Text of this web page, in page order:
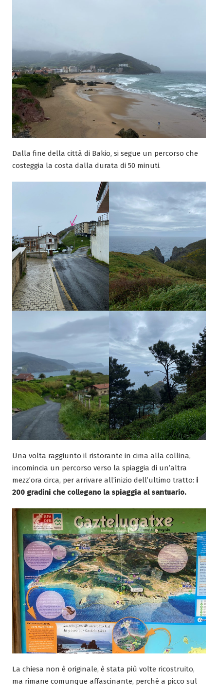
Dalla fine della città di Bakio, si segue un percorso che
costeggia la costa dalla durata di 50 minuti.
Una volta raggiunto il ristorante in cima alla collina,
incomincia un percorso verso la spiaggia di un’altra
mezz’ora circa, per arrivare all’inizio dell’ultimo tratto: i
200 gradini che collegano la spiaggia al santuario.
La chiesa non è originale, è stata più volte ricostruito,
ma rimane comunque affascinante, perché a picco sul